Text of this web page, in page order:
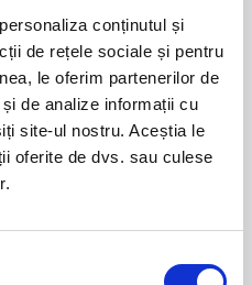
conținutul și
de rețele sociale și pentru
le oferim partenerilor de
de analize informații cu
site-ul nostru. Aceștia le
oferite de dvs. sau culese
7 mai 2027
Morgan Jay - La Dolce